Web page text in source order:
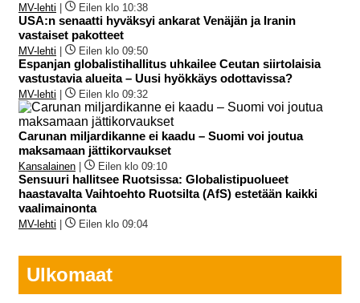
MV-lehti Eilen klo 10:38
USA:n senaatti hyväksyi ankarat Venäjän ja Iranin
vastaiset pakotteet
MV-lehti Eilen klo 09:50
Espanjan globalistihallitus uhkailee Ceutan siirtolaisia
vastustavia alueita – Uusi hyökkäys odottavissa?
MV-lehti Eilen klo 09:32
Carunan miljardikanne ei kaadu – Suomi voi joutua
maksamaan jättikorvaukset
Kansalainen Eilen klo 09:10
Sensuuri hallitsee Ruotsissa: Globalistipuolueet
haastavalta Vaihtoehto Ruotsilta (AfS) estetään kaikki
vaalimainonta
MV-lehti Eilen klo 09:04
Ulkomaat